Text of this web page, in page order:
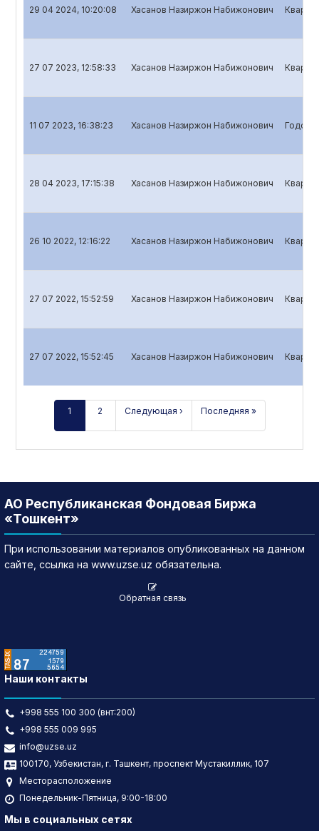
29 04 2024, 10:20:08 Хасанов Назиржон Набижонович
27 07 2023, 12:58:33 Хасанов Назиржон Набижонович
11 07 2023, 16:38:23 Хасанов Назиржон Набижонович
28 04 2023, 17:15:38 Хасанов Назиржон Набижонович
26 10 2022, 12:16:22 Хасанов Назиржон Набижонович
27 07 2022, 15:52:59 Хасанов Назиржон Набижонович
27 07 2022, 15:52:45 Хасанов Назиржон Набижонович
1 2 Следующая › Последняя »
АО Республиканская Фондовая Биржа
«Тошкент»
При использовании материалов опубликованных на данном
сайте, ссылка на www.uzse.uz обязательна.
Обратная связь
Наши контакты
+998 555 100 300 (внт:200)
+998 555 009 995
info@uzse.uz
100170, Узбекистан, г. Ташкент, проспект Мустакиллик, 107
Месторасположение
Понедельник-Пятница, 9:00-18:00
Мы в социальных сетях